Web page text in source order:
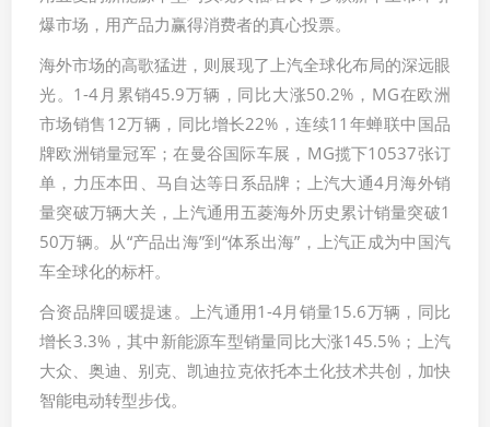
爆市场，用产品力赢得消费者的真心投票。
海外市场的高歌猛进，则展现了上汽全球化布局的深远眼
光。1-4月累销45.9万辆，同比大涨50.2%，MG在欧洲
市场销售12万辆，同比增长22%，连续11年蝉联中国品
牌欧洲销量冠军；在曼谷国际车展，MG揽下10537张订
单，力压本田、马自达等日系品牌；上汽大通4月海外销
量突破万辆大关，上汽通用五菱海外历史累计销量突破1
50万辆。从“产品出海”到“体系出海”，上汽正成为中国汽
车全球化的标杆。
合资品牌回暖提速。上汽通用1-4月销量15.6万辆，同比
增长3.3%，其中新能源车型销量同比大涨145.5%；上汽
大众、奥迪、别克、凯迪拉克依托本土化技术共创，加快
智能电动转型步伐。